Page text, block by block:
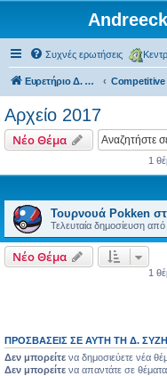
Συχνές ερωτήσεις
Ευρετήριο Δ. Συζήτησης Competitive
Αρχείο 2017
Νέο Θέμα
1
Τουρνουά Pokken
Τελευταία δημοσίευση από
Νέο Θέμα
1
ΠΡΟΣΒΆΣΕΙΣ ΣΕ ΑΥΤΉ ΤΗ Δ.
Δεν μπορείτε να δημοσιεύετε νέα
Δεν μπορείτε να απαντάτε σε